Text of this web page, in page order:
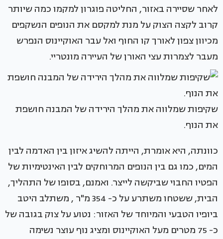
לאחר שסיירה באזור, החליטה פוגרון למקמו כמה שיותר
קרוב לקצה הצוק על מנת למקסם את הנופים הנשקפים
מכיוון צפון לאורך קו החוף ואל עבר האוקיינוס הנפרש
מעבר לצמרות עצי האורן של העיירה מונטריי.
שקיפות שמלווה את מהלך הירידה של המבנה חושפת
את הנוף.
כוונתה, היא אומרת, הייתה להשיג איזון בין האדמה לבין
המים, כמו גם בין הנופים המרוחקים לבין האינטימיות של
הפטיו החבוי שביקשה לייצר. ואמנם, בסופו של התהליך,
הבית, ששטחו משתרע על כ- 354 מ"ר , משתלב היטב
ביופיו הטבעי והמיוחד של האזור: נטוע על צוק בגובה של
כ- 75 מטרים מעל האוקיינוס ומציג נוף עוצר נשימה